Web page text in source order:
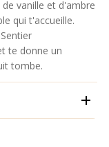
vanille et d'ambre
qui t'accueille.
te donne un
tombe.